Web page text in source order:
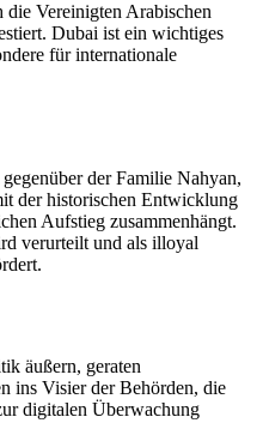
die Vereinigten Arabischen
Dubai ist ein wichtiges
für internationale
der Familie Nahyan,
der historischen Entwicklung
Aufstieg zusammenhängt.
verurteilt und als illoyal
äußern, geraten
ins Visier der Behörden, die
digitalen Überwachung